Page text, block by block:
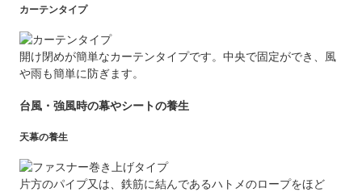
カーテンタイプ
開け閉めが簡単なカーテンタイプです。中央で固定ができ、風
や雨も簡単に防ぎます。
台風・強風時の幕やシートの養生
天幕の養生
片方のパイプ又は、鉄筋に結んであるハトメのロープをほど